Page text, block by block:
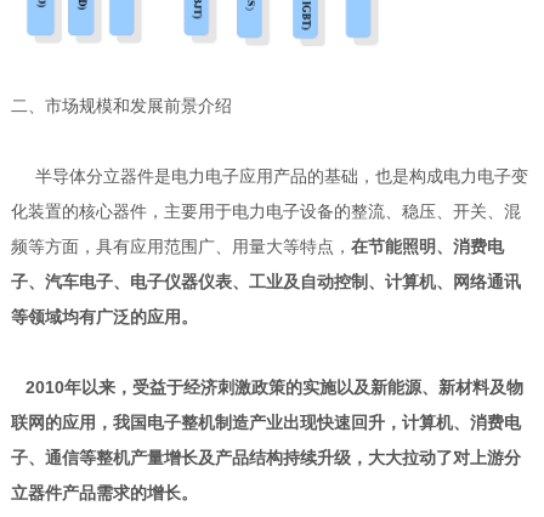
二、市场规模和发展前景介绍
半导体分立器件是电力电子应用产品的基础，也是构成电力电子变
化装置的核心器件，主要用于电力电子设备的整流、稳压、开关、混
频等方面，具有应用范围广、用量大等特点， 在节能照明、消费电
子、汽车电子、电子仪器仪表、工业及自动控制、计算机、网络通讯
等领域均有广泛的应用。
2010年以来，受益于经济刺激政策的实施以及新能源、新材料及物
联网的应用，我国电子整机制造产业出现快速回升，计算机、消费电
子、通信等整机产量增长及产品结构持续升级，大大拉动了对上游分
立器件产品需求的增长。